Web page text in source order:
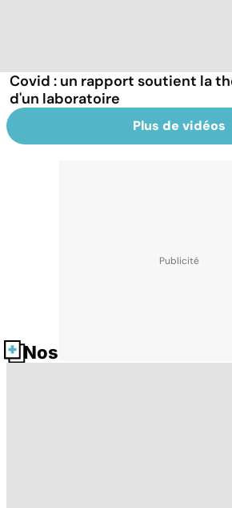
Covid : un rapport soutient la
d'un laboratoire
Plus de vidéos
Nos fiches santé